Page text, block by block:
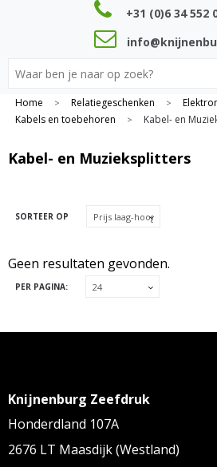
+31 (0)6 34 552
Home > Relatiegeschenken >
Kabels en toebehoren > Kabel- en
Kabel- en Muzieksplitters
SORTEER OP
Geen resultaten gevonden.
PER PAGINA:
Knijnenburg Zeefdruk
Honderdland 107A
2676 LT Maasdijk (Westland)